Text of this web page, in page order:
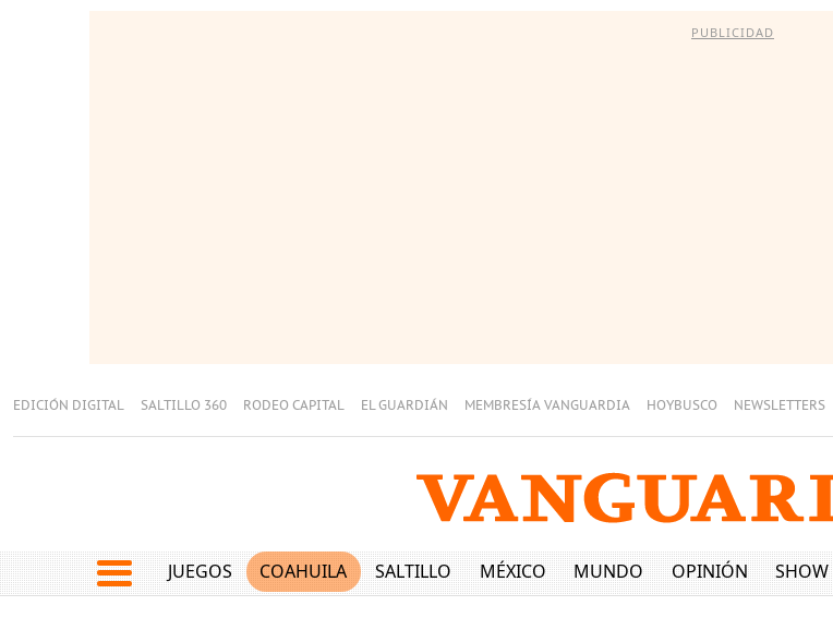
PUBLICIDAD
EDICIÓN DIGITAL SALTILLO 360 RODEO CAPITAL EL GUARDIÁN MEMBRESÍA VANGUARDIA HOYBUSCO NEWSLETTERS
JUEGOS COAHUILA SALTILLO MÉXICO MUNDO OPINIÓN SHOW